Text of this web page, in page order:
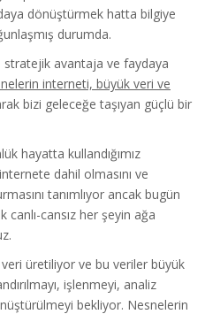
dönüştürmek hatta bilgiye
durumda.
avantaja ve faydaya
interneti, büyük veri ve
bizi geleceğe taşıyan güçlü bir
hayatta kullandığımız
dahil olmasını ve
tanımlıyor ancak bugün
cansız her şeyin ağa
veri üretiliyor ve bu veriler büyük
işlenmeyi, analiz
bekliyor. Nesnelerin